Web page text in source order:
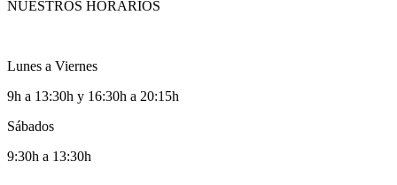
NUESTROS HORARIOS
Lunes a Viernes
9h a 13:30h y 16:30h a 20:15h
Sábados
9:30h a 13:30h